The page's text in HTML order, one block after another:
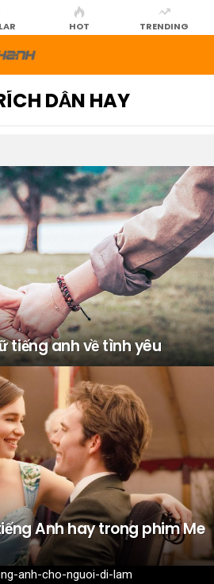
HOT TRENDING
DẪN HAY
tiếng anh về tình yêu
Anh hay trong phim Me